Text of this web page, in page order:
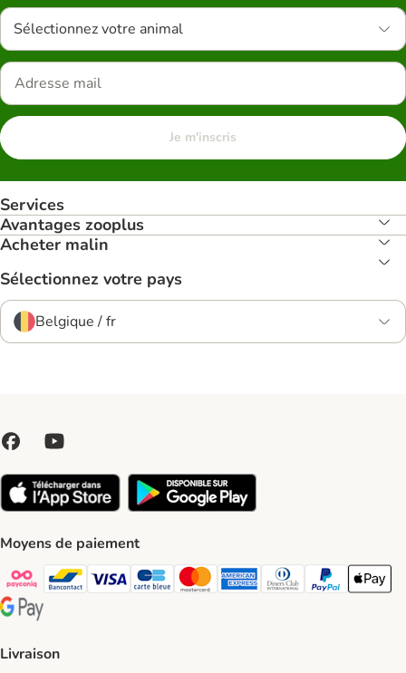
Sélectionnez votre animal
Je m'inscris
Services
Avantages zooplus
Acheter malin
Sélectionnez votre pays
Belgique / fr
Moyens de paiement
Payconiq Payment Method
bancontact Payment Method
Visa Payment Method
carte bleue Payment Method
Master card Payment Method
American express Payment
Diners club Payment
Paypal Payment
Apple
Google Pay Payment Method
Livraison